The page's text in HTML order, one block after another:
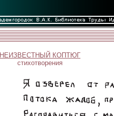
НЕИЗВЕСТНЫЙ КОПТЮГ
стихотворения